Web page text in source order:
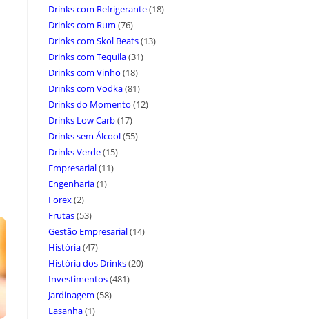
Drinks com Refrigerante(18)
Drinks com Rum (76)
Drinks com Skol Beats(13)
Drinks com Tequila(31)
Drinks com Vinho (18)
Drinks com Vodka(81)
Drinks do Momento (12)
Drinks Low Carb(17)
Drinks sem Álcool(55)
Drinks Verde(15)
Empresarial(11)
Engenharia(1)
Forex(2)
Frutas(53)
Gestão Empresarial(14)
História(47)
História dos Drinks(20)
Investimentos(481)
Jardinagem (58)
Lasanha(1)